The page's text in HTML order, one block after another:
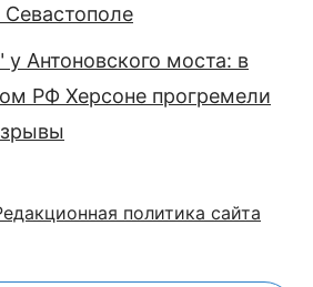
Антоновского моста: в
РФ Херсоне прогремели
политика сайта